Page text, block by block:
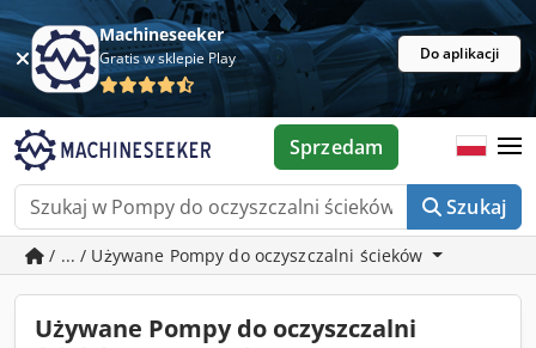
Machineseeker
Gratis w sklepie Play Do aplikacji
Szukaj
Sprzedam
/ ... / Używane Pompy do oczyszczalni ścieków
Używane Pompy do oczyszczalni